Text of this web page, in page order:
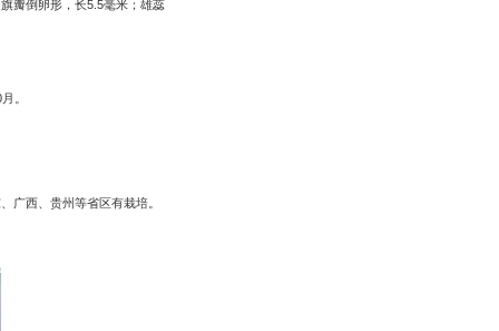
瓣倒卵形，长5.5毫米；雄蕊
月。
广西、贵州等省区有栽培。